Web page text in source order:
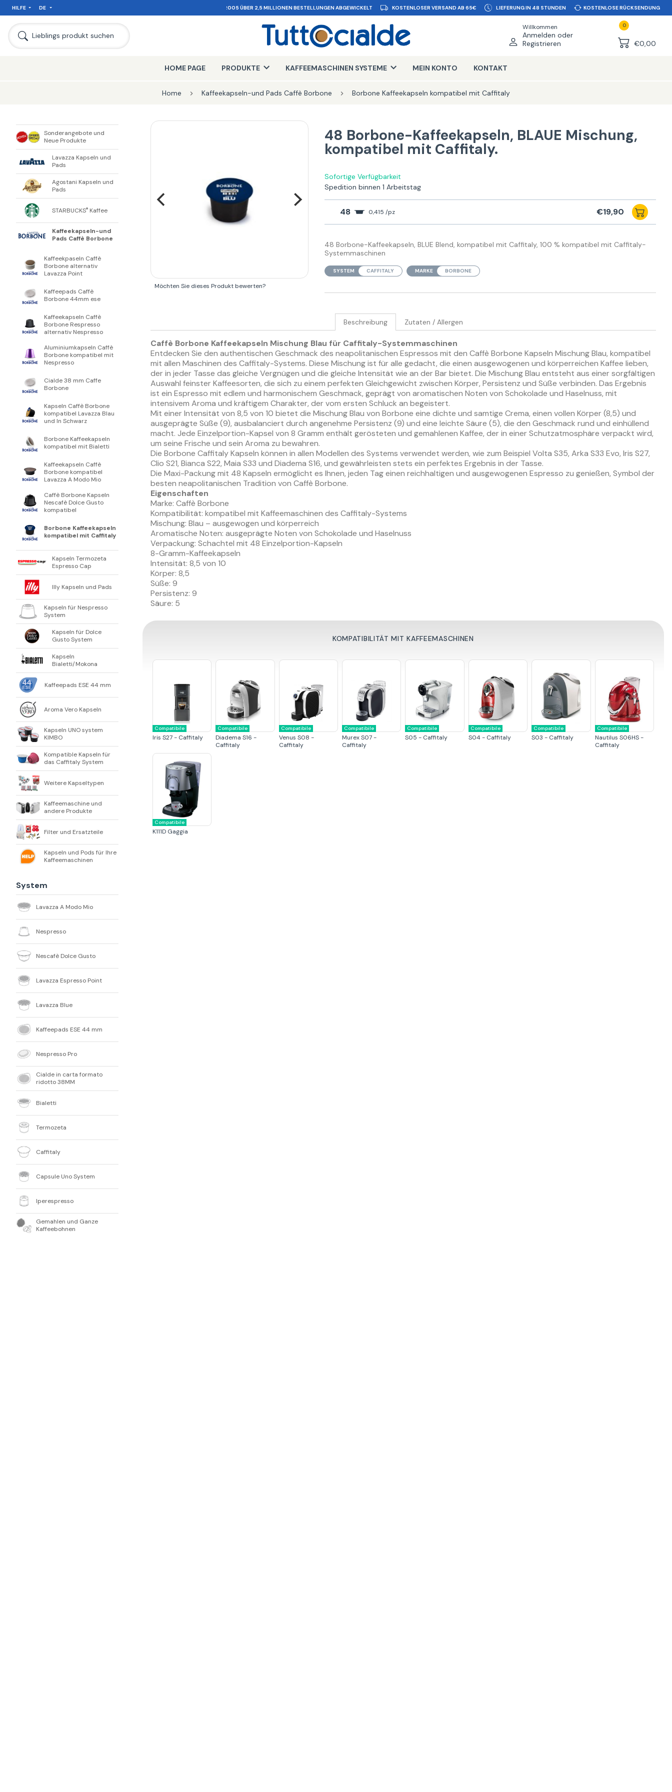
HILFE DE SEIT 2005 ÜBER 2,5 MILLIONEN BESTELLUNGEN ABGEWICKELT KOSTENLOSER VERSAND AB 65€ LIEFERUNG IN 48 STUNDEN KOSTENLOSE RÜCKSENDUNG
Willkommen
Anmelden oder
Registrieren
0
€0,00
Lieblings produkt suchen
HOME PAGE PRODUKTE KAFFEEMASCHINEN SYSTEME MEIN KONTO KONTAKT
Home Kaffeekapseln-und Pads Caffè Borbone Borbone Kaffeekapseln kompatibel mit Caffitaly
Sonderangebote und
Neue Produkte
Lavazza Kapseln und
Pads
Agostani Kapseln und
Pads
STARBUCKS® Kaffee
Kaffeekapseln-und
Pads Caffè Borbone
Kaffeekpaseln Caffè
Borbone alternativ
Lavazza Point
Kaffeepads Caffè
Borbone 44mm ese
Kaffeekapseln Caffè
Borbone Respresso
alternativ Nespresso
Aluminiumkapseln Caffè
Borbone kompatibel mit
Nespresso
Cialde 38 mm Caffe
Borbone
Kapseln Caffè Borbone
kompatibel Lavazza Blau
und In Schwarz
Borbone Kaffeekapseln
kompatibel mit Bialetti
Kaffeekapseln Caffè
Borbone kompatibel
Lavazza A Modo Mio
Caffè Borbone Kapseln
Nescafè Dolce Gusto
kompatibel
Borbone Kaffeekapseln
kompatibel mit Caffitaly
Kapseln Termozeta
Espresso Cap
Illy Kapseln und Pads
Kapseln für Nespresso
System
Kapseln für Dolce
Gusto System
Kapseln
Bialetti/Mokona
Kaffeepads ESE 44 mm
Aroma Vero Kapseln
Kapseln UNO system
KIMBO
Kompatible Kapseln für
das Caffitaly System
Weitere Kapseltypen
Kaffeemaschine und
andere Produkte
Filter und Ersatzteile
Kapseln und Pods für Ihre
Kaffeemaschinen
System
Lavazza A Modo Mio
Nespresso
Nescafè Dolce Gusto
Lavazza Espresso Point
Lavazza Blue
Kaffeepads ESE 44 mm
Nespresso Pro
Cialde in carta formato
ridotto 38MM
Bialetti
Termozeta
Caffitaly
Capsule Uno System
Iperespresso
Gemahlen und Ganze
Kaffeebohnen
Möchten Sie dieses Produkt bewerten?
48 Borbone-Kaffeekapseln, BLAUE Mischung,
kompatibel mit Caffitaly.
Sofortige Verfügbarkeit
Spedition binnen 1 Arbeitstag
48 0,415 /pz €19,90
48 Borbone-Kaffeekapseln, BLUE Blend, kompatibel mit Caffitaly, 100 % kompatibel mit Caffitaly-
Systemmaschinen
SYSTEM CAFFITALY MARKE BORBONE
Beschreibung Zutaten / Allergen
Caffè Borbone Kaffeekapseln Mischung Blau für Caffitaly-Systemmaschinen
Entdecken Sie den authentischen Geschmack des neapolitanischen Espressos mit den Caffè Borbone Kapseln Mischung Blau, kompatibel
mit allen Maschinen des Caffitaly-Systems. Diese Mischung ist für alle gedacht, die einen ausgewogenen und körperreichen Kaffee lieben,
der in jeder Tasse das gleiche Vergnügen und die gleiche Intensität wie an der Bar bietet. Die Mischung Blau entsteht aus einer sorgfältigen
Auswahl feinster Kaffeesorten, die sich zu einem perfekten Gleichgewicht zwischen Körper, Persistenz und Süße verbinden. Das Ergebnis
ist ein Espresso mit edlem und harmonischem Geschmack, geprägt von aromatischen Noten von Schokolade und Haselnuss, mit
intensivem Aroma und kräftigem Charakter, der vom ersten Schluck an begeistert.
Mit einer Intensität von 8,5 von 10 bietet die Mischung Blau von Borbone eine dichte und samtige Crema, einen vollen Körper (8,5) und
ausgeprägte Süße (9), ausbalanciert durch angenehme Persistenz (9) und eine leichte Säure (5), die den Geschmack rund und einhüllend
macht. Jede Einzelportion-Kapsel von 8 Gramm enthält gerösteten und gemahlenen Kaffee, der in einer Schutzatmosphäre verpackt wird,
um seine Frische und sein Aroma zu bewahren.
Die Borbone Caffitaly Kapseln können in allen Modellen des Systems verwendet werden, wie zum Beispiel Volta S35, Arka S33 Evo, Iris S27,
Clio S21, Bianca S22, Maia S33 und Diadema S16, und gewährleisten stets ein perfektes Ergebnis in der Tasse.
Die Maxi-Packung mit 48 Kapseln ermöglicht es Ihnen, jeden Tag einen reichhaltigen und ausgewogenen Espresso zu genießen, Symbol der
besten neapolitanischen Tradition von Caffè Borbone.
Eigenschaften
Marke: Caffè Borbone
Kompatibilität: kompatibel mit Kaffeemaschinen des Caffitaly-Systems
Mischung: Blau – ausgewogen und körperreich
Aromatische Noten: ausgeprägte Noten von Schokolade und Haselnuss
Verpackung: Schachtel mit 48 Einzelportion-Kapseln
8-Gramm-Kaffeekapseln
Intensität: 8,5 von 10
Körper: 8,5
Süße: 9
Persistenz: 9
Säure: 5
KOMPATIBILITÄT MIT KAFFEEMASCHINEN
Compatibile
Iris S27 - Caffitaly
Compatibile
Diadema S16 -
Caffitaly
Compatibile
Venus S08 -
Caffitaly
Compatibile
Murex S07 -
Caffitaly
Compatibile
S05 - Caffitaly
Compatibile
S04 - Caffitaly
Compatibile
S03 - Caffitaly
Compatibile
Nautilus S06HS -
Caffitaly
Compatibile
K111D Gaggia